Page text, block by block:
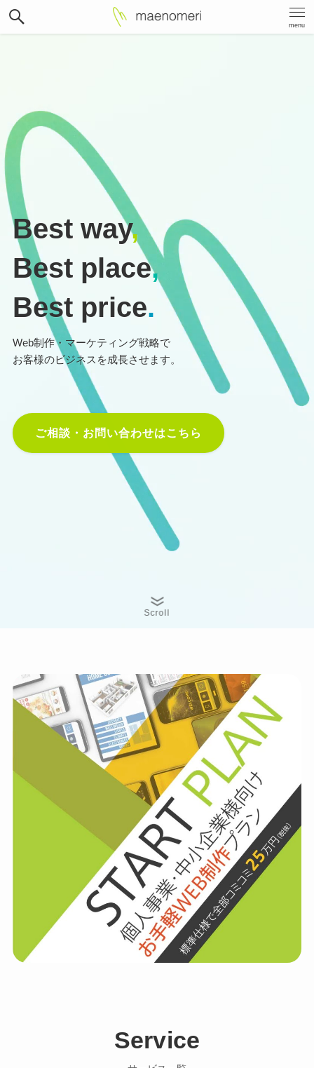
menu
Best way,
Best place,
Best price.
Web制作・マーケティング戦略で
お客様のビジネスを成長させます。
ご相談・お問い合わせはこちら
Scroll
Service